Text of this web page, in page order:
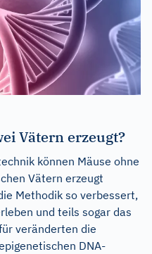
Vätern erzeugt?
können Mäuse ohne
Vätern erzeugt
Methodik so verbessert,
und teils sogar das
veränderten die
DNA-